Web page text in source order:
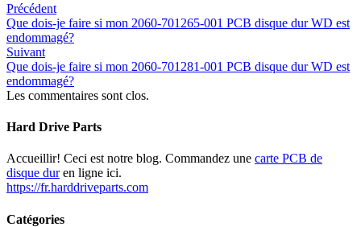
Précédent
Que dois-je faire si mon 2060-701265-001 PCB disque dur WD est
endommagé?
Suivant
Que dois-je faire si mon 2060-701281-001 PCB disque dur WD est
endommagé?
Les commentaires sont clos.
Hard Drive Parts
Accueillir! Ceci est notre blog. Commandez une carte PCB de
disque duren ligne ici.
https://fr.harddriveparts.com
Catégories